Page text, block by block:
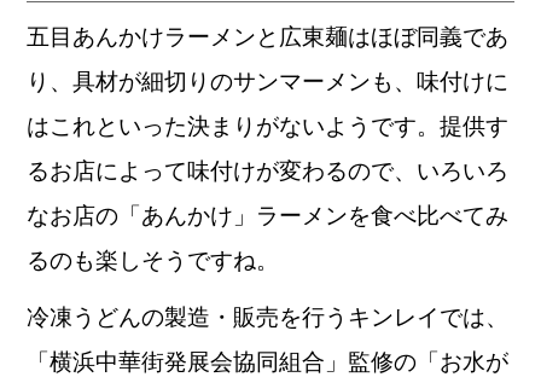
五目あんかけラーメンと広東麺はほぼ同義であ
り、具材が細切りのサンマーメンも、味付けに
はこれといった決まりがないようです。提供す
るお店によって味付けが変わるので、いろいろ
なお店の「あんかけ」ラーメンを食べ比べてみ
るのも楽しそうですね。
冷凍うどんの製造・販売を行うキンレイでは、
「横浜中華街発展会協同組合」監修の「お水が